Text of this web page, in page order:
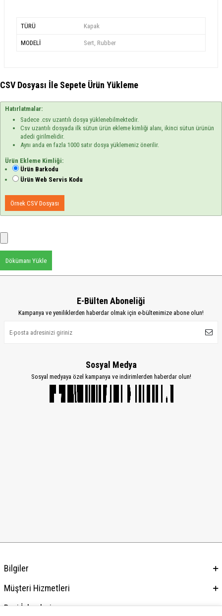
TÜRÜ Kapak
MODELİ Sert, Rubber
CSV Dosyası İle Sepete Ürün Yükleme
Hatırlatmalar:
Sadece .csv uzantılı dosya yüklenebilmektedir.
Csv uzantılı dosyada ilk sütun ürün ekleme kimliği alanı, ikinci sütun ürünün
adedi girilmelidir.
Aynı anda en fazla 1000 satır dosya yüklemeniz önerilir.
Ürün Ekleme Kimliği:
Ürün Barkodu
Ürün Web Servis Kodu
Örnek CSV Dosyası
Dökümanı Yükle
E-Bülten Aboneliği
Kampanya ve yeniliklerden haberdar olmak için e-bültenimize abone olun!
Sosyal Medya
Sosyal medyaya özel kampanya ve indirimlerden haberdar olun!
Bilgiler
Müşteri Hizmetleri
Bayi İşlemleri